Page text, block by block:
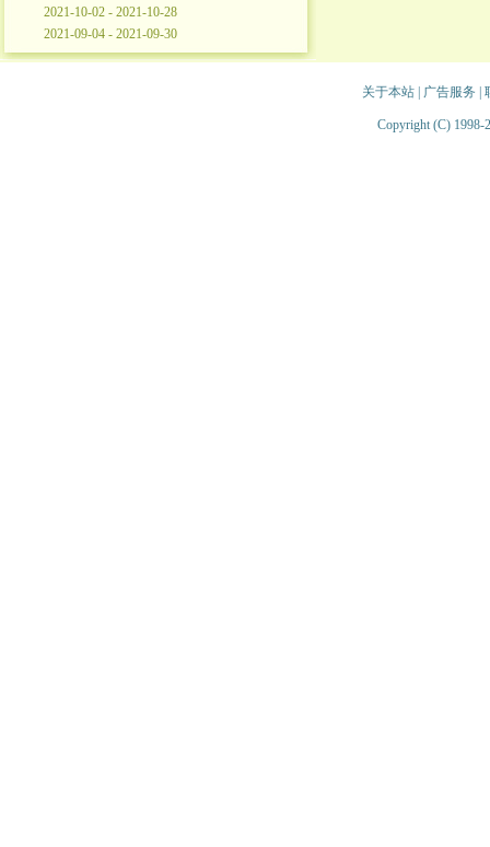
2021-10-02 - 2021-10-28
2021-09-04 - 2021-09-30
关于本站| 广告服务
Copyright (C) 1998-